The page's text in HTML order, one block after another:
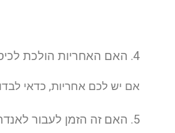
4. האם האחריות הולכת לכיסי?
אם יש לכם אחריות, כדאי
5. האם זה הזמן לעבור לאנדרואיד?